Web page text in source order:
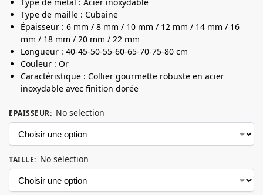
Type de maille : Cubaine
Épaisseur : 6 mm / 8 mm / 10 mm / 12 mm / 14 mm / 16
mm / 18 mm / 20 mm / 22 mm
Longueur : 40-45-50-55-60-65-70-75-80 cm
Couleur : Or
Caractéristique : Collier gourmette robuste en acier
inoxydable avec finition dorée
EPAISSEUR: No selection
TAILLE: No selection